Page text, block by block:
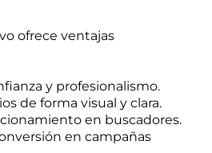
ofrece ventajas
y profesionalismo.
de forma visual y clara.
en buscadores.
en campañas